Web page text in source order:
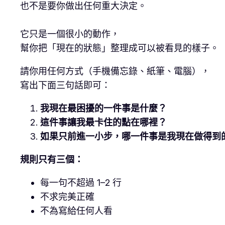
也不是要你做出任何重大決定。
它只是一個很小的動作，
幫你把「現在的狀態」整理成可以被看見的樣子。
請你用任何方式（手機備忘錄、紙筆、電腦），
寫出下面三句話即可：
我現在最困擾的一件事是什麼？
這件事讓我最卡住的點在哪裡？
如果只前進一小步，哪一件事是我現在做得到
規則只有三個：
每一句不超過 1–2 行
不求完美正確
不為寫給任何人看